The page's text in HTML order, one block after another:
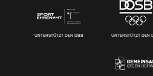
UNTERSTÜTZT DEN DBB UNTERSTÜTZT DEN